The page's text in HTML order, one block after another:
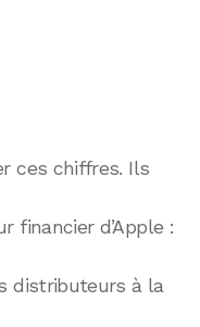
ces chiffres. Ils
financier d’Apple :
distributeurs à la